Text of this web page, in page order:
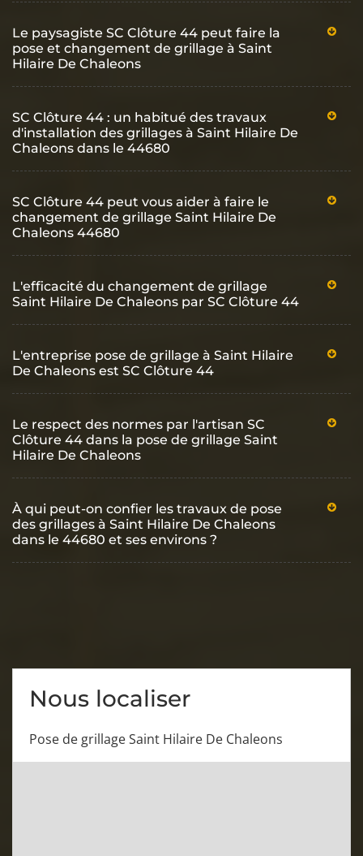
Le paysagiste SC Clôture 44 peut faire la
pose et changement de grillage à Saint
Hilaire De Chaleons
SC Clôture 44 : un habitué des travaux
d'installation des grillages à Saint Hilaire De
Chaleons dans le 44680
SC Clôture 44 peut vous aider à faire le
changement de grillage Saint Hilaire De
Chaleons 44680
L'efficacité du changement de grillage
Saint Hilaire De Chaleons par SC Clôture 44
L'entreprise pose de grillage à Saint Hilaire
De Chaleons est SC Clôture 44
Le respect des normes par l'artisan SC
Clôture 44 dans la pose de grillage Saint
Hilaire De Chaleons
À qui peut-on confier les travaux de pose
des grillages à Saint Hilaire De Chaleons
dans le 44680 et ses environs ?
Nous localiser
Pose de grillage Saint Hilaire De Chaleons